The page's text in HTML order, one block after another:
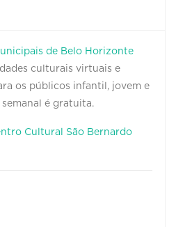
de Belo Horizonte
culturais virtuais e
os públicos infantil, jovem e
é gratuita.
Cultural São Bernardo